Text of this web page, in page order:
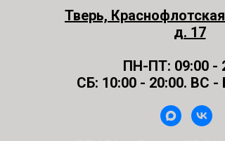
Тверь,
д. 17
ПН-ПТ: 09:00 -
СБ: 10:00 - 20:00. ВС